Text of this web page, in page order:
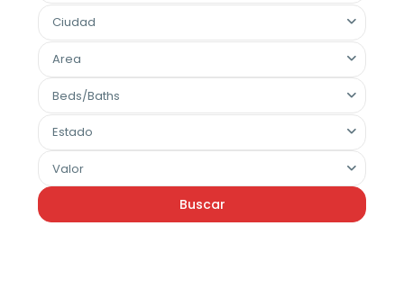
Ciudad
Area
Beds/Baths
Estado
Valor
Buscar